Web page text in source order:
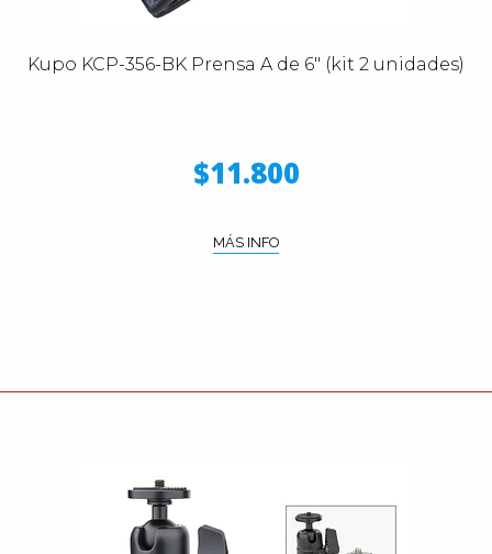
Kupo KCP-356-BK Prensa A de 6" (kit 2 unidades)
$11.800
MÁS INFO